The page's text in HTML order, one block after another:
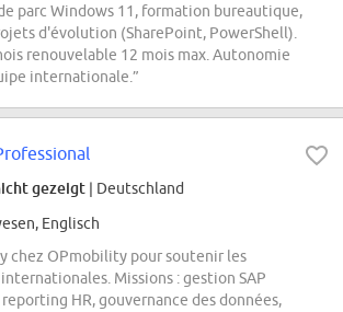
parc Windows 11, formation bureautique,
d'évolution (SharePoint, PowerShell).
renouvelable 12 mois max. Autonomie
internationale.”
gezeigt | Deutschland
Englisch
chez OPmobility pour soutenir les
Missions : gestion SAP
reporting HR, gouvernance des données,